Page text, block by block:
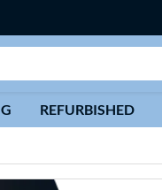
REFURBISHED